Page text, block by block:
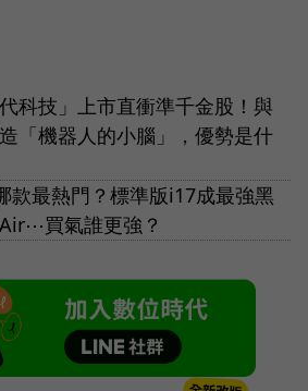
科技」上市直衝準千金股！與
「機器人的小腦」，優勢是什
款最熱門？標準版i17成最強黑
買氣誰更強？